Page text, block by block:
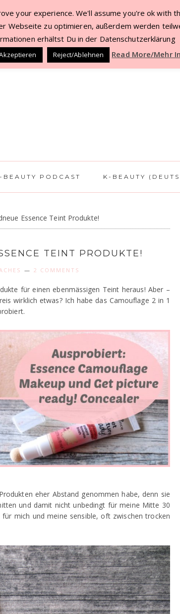
BEAUTY DEALS JUL ’22 WORK
BEAUTY PODCAST K-BEAUTY
Essence Teint Produkte!
TEINT PRODUKTE!
2 COMMENTS
für einen ebenmässigen Teint heraus! Aber –
wirklich etwas? Ich habe das Camouflage 2 in 1
eher Abstand genommen habe, denn sie
und damit nicht unbedingt für meine Mitte 30
mich und meine sensible, oft zwischen trocken
your experience. We'll assume you're ok with
Webseite zu optimieren, außerdem werden
erhältst Du in der Datenschutzerklärung
Reject/Ablehnen Read More/Mehr